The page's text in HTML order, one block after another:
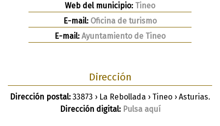
Web del municipio: Tineo
E-mail: Oficina de turismo
E-mail: Ayuntamiento de Tineo
Dirección
Dirección postal: 33873 › La Rebollada › Tineo › Asturias.
Dirección digital: Pulsa aquí